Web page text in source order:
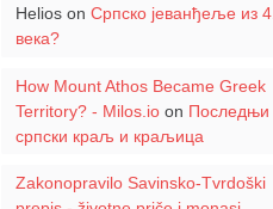
Helioson Српско јеванђеље из 4.
века?
How Mount Athos Became Greek
Territory? - Milos.ioon Последњи
српски краљ и краљица
Zakonopravilo Savinsko-Tvrdoški